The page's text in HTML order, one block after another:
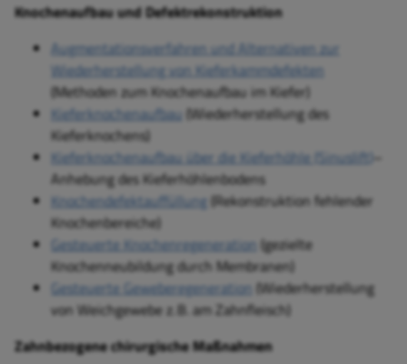
Knochenaufbau und Defektrekonstruktion
Augmentationsverfahren und Alternativen zur
Wiederherstellung von Kieferkammdefekten
(Methoden zum Knochenaufbau im Kiefer)
Kieferknochenaufbau (Wiederherstellung des
Kieferknochens)
Kieferknochenaufbau über die Kieferhöhle (Sinuslift)–
Anhebung des Kieferhöhlenbodens
Knochendefektauffüllung (Rekonstruktion fehlender
Knochenbereiche)
Gesteuerte Knochenregeneration (gezielte
Knochenneubildung durch Membranen)
Gesteuerte Geweberegeneration (Wiederherstellung
von Weichgewebe z. B. am Zahnfleisch)
Zahnbezogene chirurgische Maßnahmen